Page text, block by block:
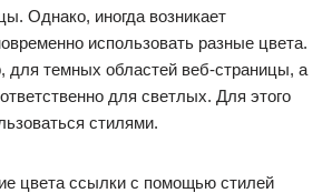
Однако, иногда возникает
использовать разные цвета.
для темных областей веб-страницы, а
для светлых. Для этого
стилями.
цвета ссылки с помощью стилей